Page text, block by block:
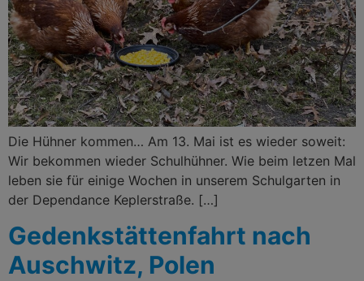
Die Hühner kommen… Am 13. Mai ist es wieder soweit:
Wir bekommen wieder Schulhühner. Wie beim letzen Mal
leben sie für einige Wochen in unserem Schulgarten in
der Dependance Keplerstraße. […]
Gedenkstättenfahrt nach
Auschwitz, Polen